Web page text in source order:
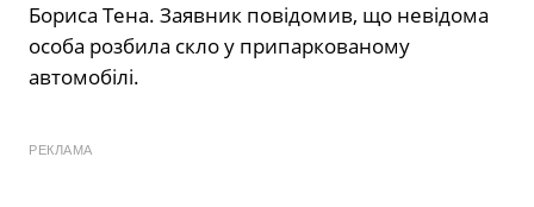
Бориса Тена. Заявник повідомив, що невідома
особа розбила скло у припаркованому
автомобілі.
РЕКЛАМА